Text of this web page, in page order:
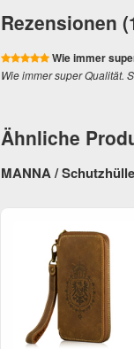
Rezensionen
Wie immer
Wie immer super Qualität.
Ähnliche
MANNA /